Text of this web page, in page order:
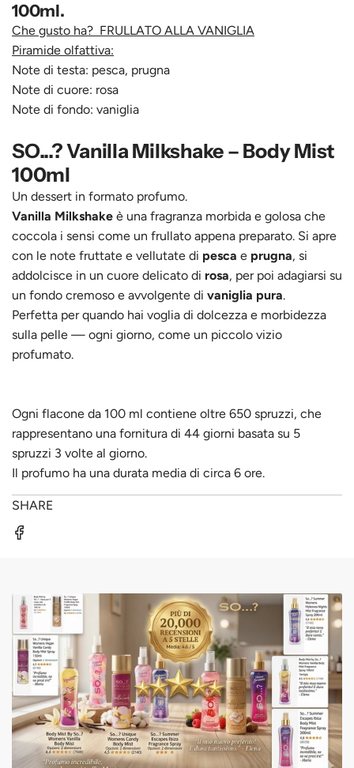
100ml.
Che gusto ha? FRULLATO ALLA VANIGLIA
Piramide olfattiva:
Note di testa: pesca, prugna
Note di cuore: rosa
Note di fondo: vaniglia
SO...? Vanilla Milkshake – Body Mist
100ml
Un dessert in formato profumo.
Vanilla Milkshake è una fragranza morbida e golosa che
coccola i sensi come un frullato appena preparato. Si apre
con le note fruttate e vellutate di pesca e prugna, si
addolcisce in un cuore delicato di rosa, per poi adagiarsi su
un fondo cremoso e avvolgente di vaniglia pura.
Perfetta per quando hai voglia di dolcezza e morbidezza
sulla pelle — ogni giorno, come un piccolo vizio
profumato.
Ogni flacone da 100 ml contiene oltre 650 spruzzi, che
rappresentano una fornitura di 44 giorni basata su 5
spruzzi 3 volte al giorno.
Il profumo ha una durata media di circa 6 ore.
SHARE